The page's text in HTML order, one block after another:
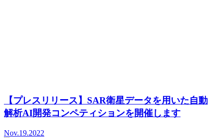
【プレスリリース】SAR衛星データを用いた自動
解析AI開発コンペティションを開催します
Nov.19.2022